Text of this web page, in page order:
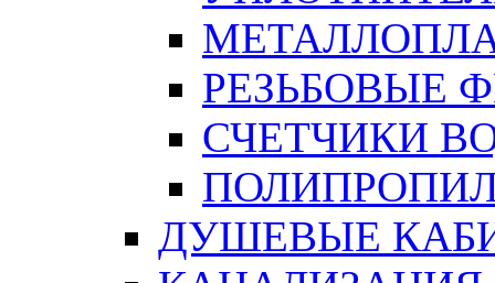
РЕЗЬБОВЫЕ
СЧЕТЧИКИ
ДУШЕВЫЕ